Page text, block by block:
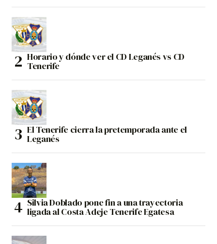
Horario y dónde ver el CD Leganés vs CD
Tenerife
El Tenerife cierra la pretemporada ante el
Leganés
Silvia Doblado pone fin a una trayectoria
ligada al Costa Adeje Tenerife Egatesa